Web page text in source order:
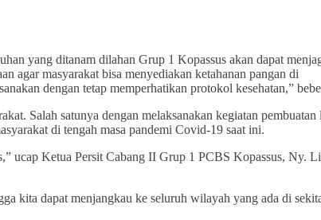
yang ditanam dilahan Grup 1 Kopassus akan dapat
agar masyarakat bisa menyediakan ketahanan pangan di
dengan tetap memperhatikan protokol kesehatan,”
Salah satunya dengan melaksanakan kegiatan pembuatan
di tengah masa pandemi Covid-19 saat ini.
ucap Ketua Persit Cabang II Grup 1 PCBS Kopassus, Ny.
kita dapat menjangkau ke seluruh wilayah yang ada di